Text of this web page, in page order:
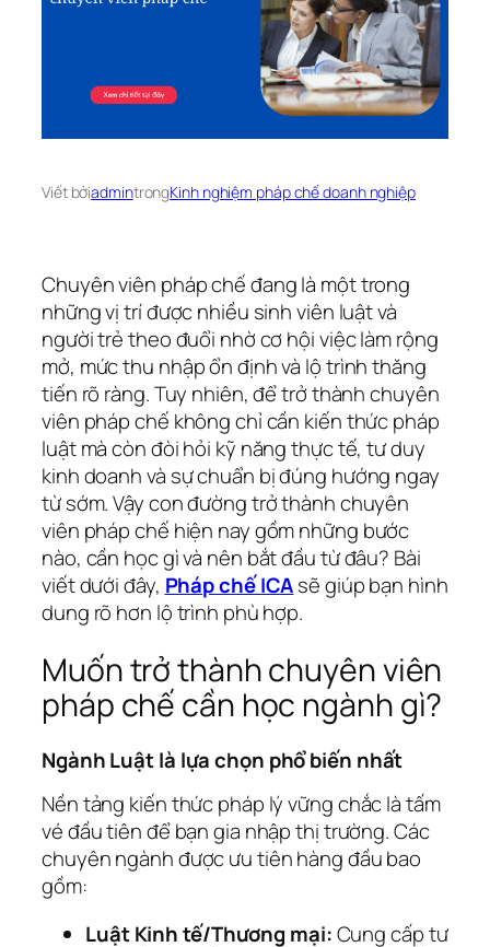
Viết bởiadmintrongKinh nghiệm pháp chế doanh nghiệp
Chuyên viên pháp chế đang là một trong
những vị trí được nhiều sinh viên luật và
người trẻ theo đuổi nhờ cơ hội việc làm rộng
mở, mức thu nhập ổn định và lộ trình thăng
tiến rõ ràng. Tuy nhiên, để trở thành chuyên
viên pháp chế không chỉ cần kiến thức pháp
luật mà còn đòi hỏi kỹ năng thực tế, tư duy
kinh doanh và sự chuẩn bị đúng hướng ngay
từ sớm. Vậy con đường trở thành chuyên
viên pháp chế hiện nay gồm những bước
nào, cần học gì và nên bắt đầu từ đâu? Bài
viết dưới đây, Pháp chế ICAsẽ giúp bạn hình
dung rõ hơn lộ trình phù hợp.
Muốn trở thành chuyên viên
pháp chế cần học ngành gì?
Ngành Luật là lựa chọn phổ biến nhất
Nền tảng kiến thức pháp lý vững chắc là tấm
vé đầu tiên để bạn gia nhập thị trường. Các
chuyên ngành được ưu tiên hàng đầu bao
gồm:
Luật Kinh tế/Thương mại:Cung cấp tư